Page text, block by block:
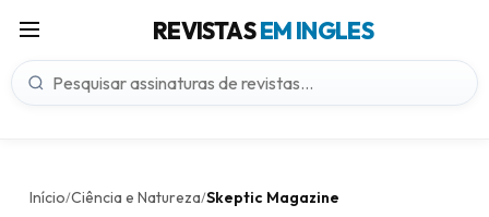
REVISTASEM INGLES
Início/Ciência e Natureza/Skeptic Magazine